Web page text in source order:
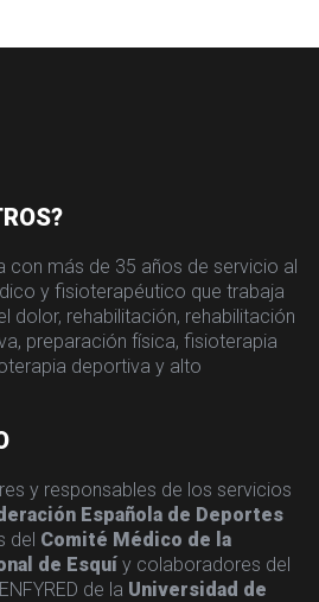
con más de 35 años de servicio al
y fisioterapéutico que trabaja
dolor, rehabilitación, rehabilitación
preparación física, fisioterapia
deportiva y alto
y responsables de los servicios
Española de Deportes
del Comité Médico de la
de Esquí y colaboradores del
de la Universidad de